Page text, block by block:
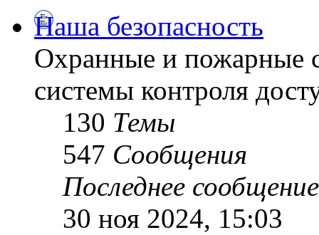
Наша безопасность
Охранные и пожарные
системы контроля
130 Темы
547 Сообщения
Последнее сообщение
30 ноя 2024, 15:03